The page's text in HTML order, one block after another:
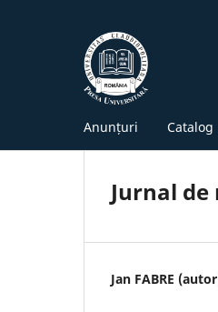
Anunțuri Catalog
Jurnal de
Jan FABRE